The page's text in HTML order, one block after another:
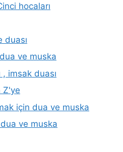
hocaları
duası
ve muska
, imsak duası
Z'ye
için dua ve muska
ve muska